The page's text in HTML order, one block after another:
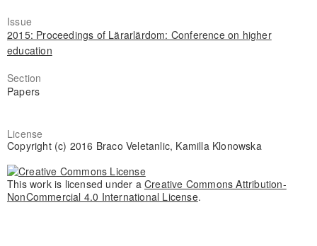
Issue
2015: Proceedings of Lärarlärdom: Conference on higher
education
Section
Papers
License
Copyright (c) 2016 Braco Veletanlic, Kamilla Klonowska
This work is licensed under a Creative Commons Attribution-
NonCommercial 4.0 International License.